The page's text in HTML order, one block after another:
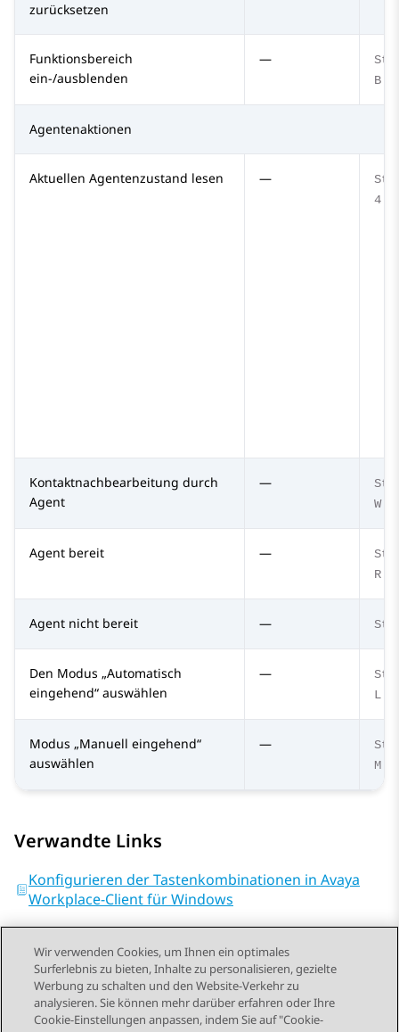
zurücksetzen
Funktionsbereich
ein-/ausblenden
—
B
Agentenaktionen
Aktuellen Agentenzustand lesen —
4
Kontaktnachbearbeitung durch
Agent
—
W
Agent bereit —
R
Agent nicht bereit —
Den Modus „Automatisch
eingehend“ auswählen
—
L
Modus „Manuell eingehend“
auswählen
—
M
Verwandte Links
Konfigurieren der Tastenkombinationen in Avaya
Workplace-Client für Windows
Send Feedback
Wir verwenden Cookies, um Ihnen ein optimales
Surferlebnis zu bieten, Inhalte zu personalisieren, gezielte
Werbung zu schalten und den Website-Verkehr zu
analysieren. Sie können mehr darüber erfahren oder Ihre
Cookie-Einstellungen anpassen, indem Sie auf "Cookie-